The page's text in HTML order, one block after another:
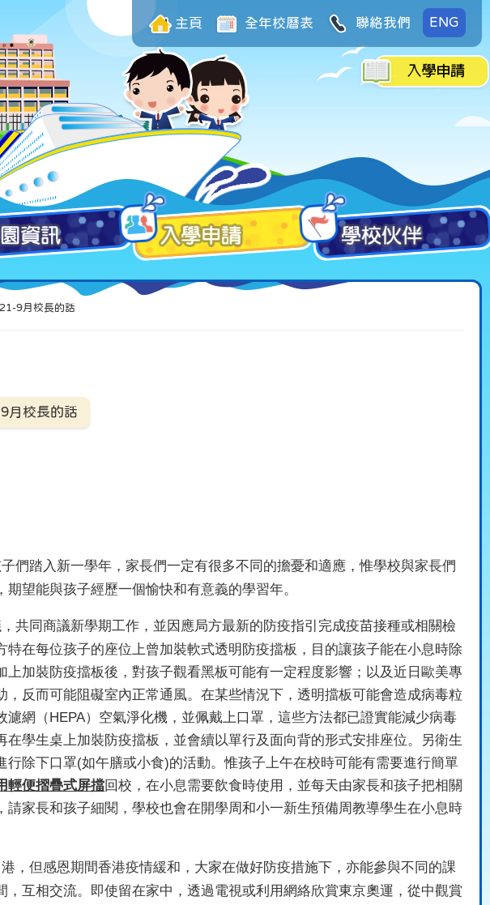
主頁 全年校曆表 聯絡我們 ENG
9月校長的話
月校長的話
們踏入新一學年，家長們一定有很多不同的擔憂和適應，惟學校與家長們
望能與孩子經歷一個愉快和有意義的學習年。
共同商議新學期工作，並因應局方最新的防疫指引完成疫苗接種或相關檢
在每位孩子的座位上曾加裝軟式透明防疫擋板，目的讓孩子能在小息時除
加裝防疫擋板後，對孩子觀看黑板可能有一定程度影響；以及近日歐美專
反而可能阻礙室內正常通風。在某些情況下，透明擋板可能會造成病毒粒
濾網（ HEPA）空氣淨化機，並佩戴上口罩，這些方法都已證實能減少病毒
學生桌上加裝防疫擋板，並會續以單行及面向背的形式安排座位。另衛生
行除下口罩(如午膳或小食)的活動。惟孩子上午在校時可能有需要進行簡單
輕便摺疊式屏擋回校，在小息需要飲食時使用，並每天由家長和孩子把相關
家長和孩子細閱，學校也會在開學周和小一新生預備周教導學生在小息時
，但感恩期間香港疫情緩和，大家在做好防疫措施下，亦能參與不同的課
互相交流。即使留在家中，透過電視或利用網絡欣賞東京奧運，從中觀賞